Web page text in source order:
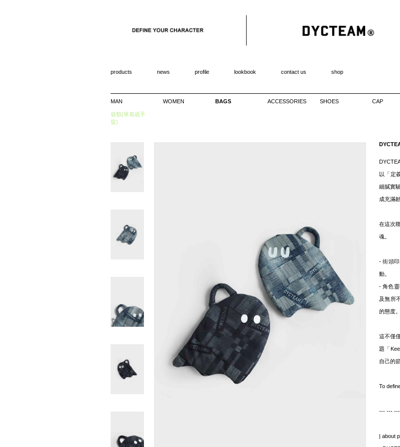
products news profile lookbook contact us shop
MAN WOMEN BAGS ACCESSORIES SHOES CAP
袋類(單肩或手
提)
以「定
細膩實
成充滿
在這次
魂。
- 街頭
動。
- 角色
及無所
的態度。
這不僅
題「
自己的
To
--- --- ---
| about